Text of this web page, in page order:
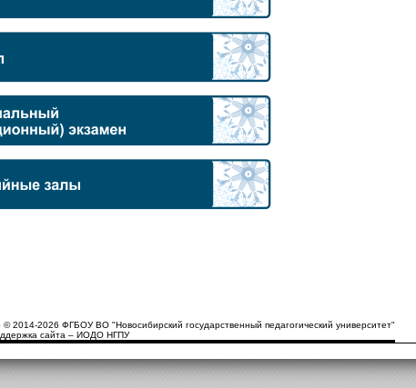
© 2014-2026 ФГБОУ ВО "Новосибирский государственный педагогический университет"
сайта – ИОДО НГПУ